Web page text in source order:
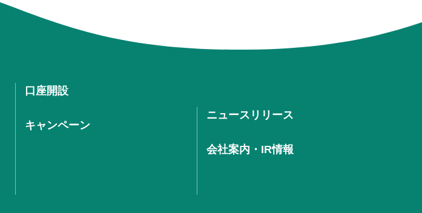
口座開設
キャンペーン
ニュースリリース
会社案内・IR情報